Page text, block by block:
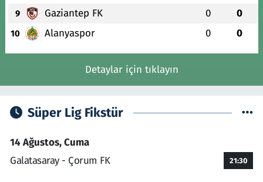
9 Gaziantep FK 0 0
10 Alanyaspor 0 0
Detaylar için tıklayın
Süper Lig Fikstür
14 Ağustos, Cuma
Galatasaray - Çorum FK
21:30